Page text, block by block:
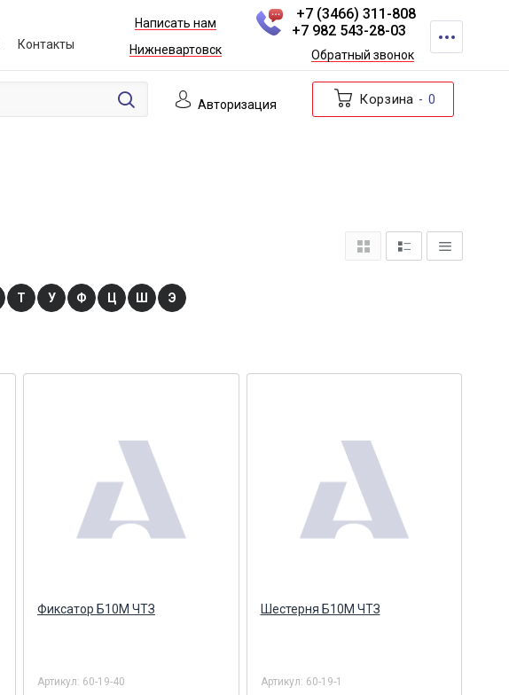
Контакты
Написать нам
Нижневартовск
+7 (3466) 311-808
+7 982 543-28-03
Обратный звонок
Авторизация Корзина 0
Т У Ф Ц Ш Э
Фиксатор Б10М ЧТЗ
Артикул: 60-19-40
Шестерня Б10М ЧТЗ
Артикул: 60-19-1